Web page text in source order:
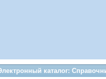
каталог: